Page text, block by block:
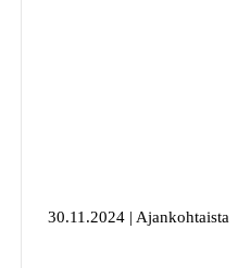
30.11.2024 | Ajankohtaista